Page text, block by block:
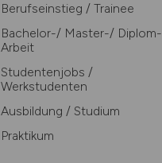
Berufseinstieg / Trainee
Bachelor-/ Master-/ Diplom-
Arbeit
Studentenjobs /
Werkstudenten
Ausbildung / Studium
Praktikum